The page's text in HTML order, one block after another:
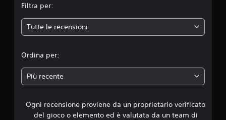
a
z
o
n
e
Filtra per:
Tutte le recensioni
Ordina per:
Più recente
Ogni recensione proviene da un proprietario verificato
del gioco o elemento ed è valutata da un team di